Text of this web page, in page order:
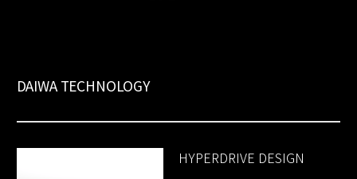
DAIWA TECHNOLOGY
HYPERDRIVE DESIGN